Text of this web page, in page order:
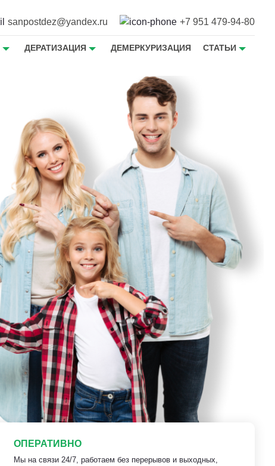
sanpostdez@yandex.ru +7 951 479-94-80
ДЕРАТИЗАЦИЯ ДЕМЕРКУРИЗАЦИЯ СТАТЬИ
ОПЕРАТИВНО
Мы на связи 24/7, работаем без перерывов и выходных,